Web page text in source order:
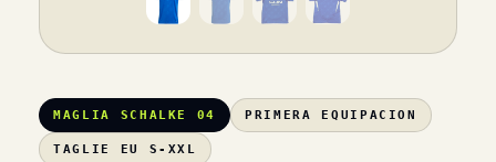
MAGLIA SCHALKE 04 PRIMERA EQUIPACION
TAGLIE EU S-XXL